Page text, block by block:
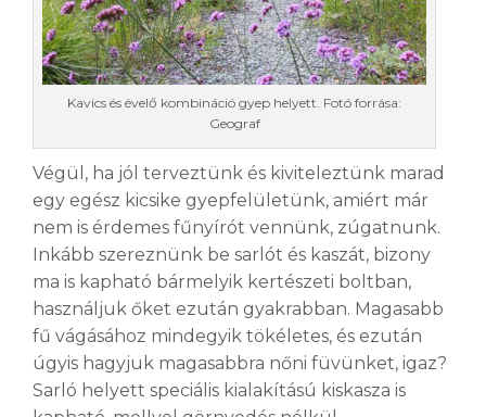
Kavics és évelő kombináció gyep helyett. Fotó forrása:
Geograf
Végül, ha jól terveztünk és kiviteleztünk marad
egy egész kicsike gyepfelületünk, amiért már
nem is érdemes fűnyírót vennünk, zúgatnunk.
Inkább szereznünk be sarlót és kaszát, bizony
ma is kapható bármelyik kertészeti boltban,
használjuk őket ezután gyakrabban. Magasabb
fű vágásához mindegyik tökéletes, és ezután
úgyis hagyjuk magasabbra nőni füvünket, igaz?
Sarló helyett speciális kialakítású kiskasza is